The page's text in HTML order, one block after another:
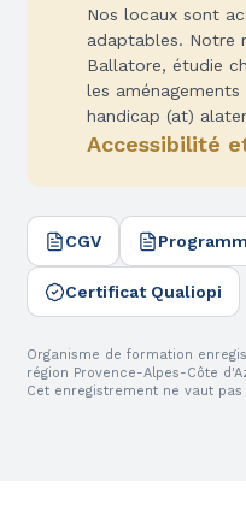
Nos locaux sont
adaptables. Notre
Ballatore, étudie
les
handicap (at)
Accessibilité
CGV
Certificat Qualiopi
Organisme de formation
région Provence-Alpes-Côte
Cet enregistrement ne vaut